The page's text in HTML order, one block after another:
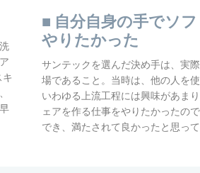
■ 自分自身の手でソ
やりたかった
サンテックを選んだ決め手は、実
場であること。当時は、他の人を
いわゆる上流工程には興味があま
ェアを作る仕事をやりたかったの
でき、満たされて良かったと思って